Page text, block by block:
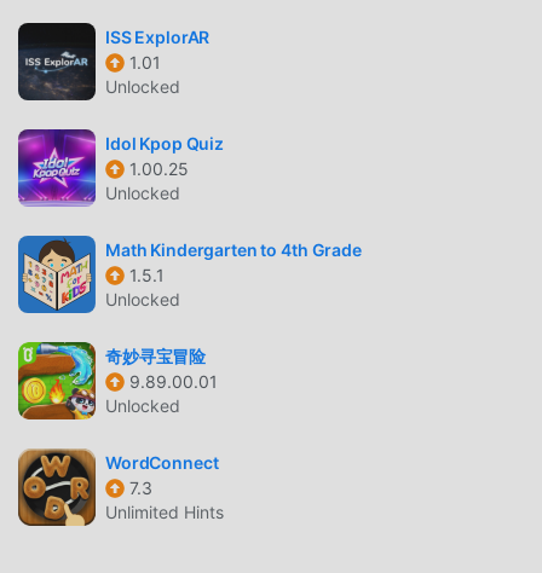
хотите скачать эту игру, так как это крупнейший в мире
сайт бесплатной загрузки мод apk - moddroid - ваш
лучший выбор. moddroid не только предоставляет вам
последнюю версию 宝宝机场 9.91.00.00 бесплатно, но
также бесплатно предоставляет мод Free, помогая вам
сохранить повторяющуюся механическую задачу в
радостью, которую приносит сама игра. moddroid
обещает, что любой мод 宝宝机场 не будет взимать
плату с игроков, и он на 100% безопасен, доступен и
moddroid, вы можете загрузить и установить 宝宝机场
9.91.00.00 одним щелчком мыши. Чего же вы ждете,
скачайте moddroid и играйте!
УНИКАЛЬНЫЙ ИГРОВОЙ ПРОЦЕСС
宝宝机场 Будучи популярной игрой educational, ее
ISS ExplorAR
1.01
Unlocked
Idol Kpop Quiz
1.00.25
Unlocked
Math Kindergarten to 4th Grade
1.5.1
Unlocked
奇妙寻宝冒险
9.89.00.01
Unlocked
WordConnect
7.3
Unlimited Hints